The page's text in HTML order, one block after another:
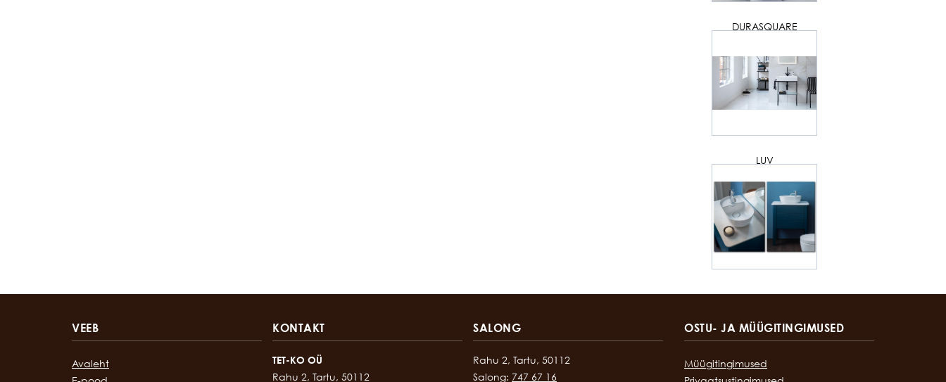
DURASQUARE
LUV
VEEB
Avaleht
KONTAKT
TET-KO OÜ
Rahu 2, Tartu, 50112
SALONG
Rahu 2, Tartu, 50112
Salong: 747 67 16
OSTU- JA MÜÜGITINGIMUSED
Müügitingimused